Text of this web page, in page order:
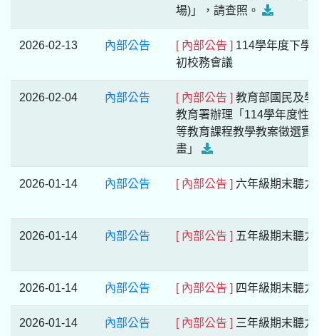
場)」，請查照。
2026-02-13 內部公告 [ 內部公告 ] 114學年度下學
初校務會議
2026-02-04 內部公告 [ 內部公告 ] 教育部國民及學
教育署辦理「114學年度性
等教育課程教學教案徵選實
畫」
2026-01-14 內部公告 [ 內部公告 ] 六年級期末聽力
2026-01-14 內部公告 [ 內部公告 ] 五年級期末聽力
2026-01-14 內部公告 [ 內部公告 ] 四年級期末聽力
2026-01-14 內部公告 [ 內部公告 ] 三年級期末聽力